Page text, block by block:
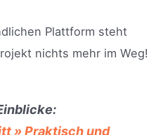
Plattform steht
nichts mehr im Weg!
» Praktisch und